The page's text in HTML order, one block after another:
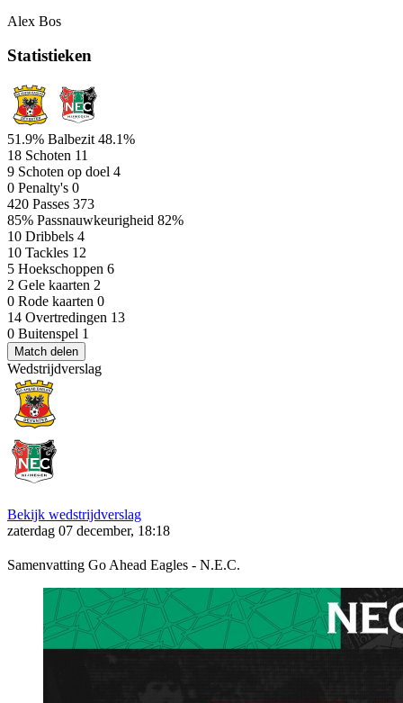
Alex Bos
Statistieken
51.9% Balbezit 48.1%
18 Schoten 11
9 Schoten op doel 4
0 Penalty's 0
420 Passes 373
85% Passnauwkeurigheid 82%
10 Dribbels 4
10 Tackles 12
5 Hoekschoppen 6
2 Gele kaarten 2
0 Rode kaarten 0
14 Overtredingen 13
0 Buitenspel 1
Match delen
Wedstrijdverslag
Bekijk wedstrijdverslag
zaterdag 07 december, 18:18
Samenvatting Go Ahead Eagles - N.E.C.